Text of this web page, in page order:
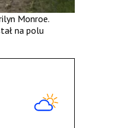
Monroe.
na polu